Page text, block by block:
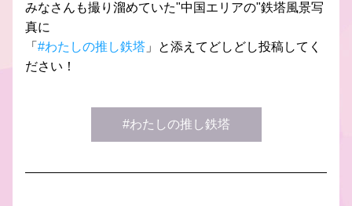
みなさんも撮り溜めていた"中国エリアの"鉄塔風景写
真に
「 #わたしの推し鉄塔 」と添えてどしどし投稿してく
ださい！
#わたしの推し鉄塔